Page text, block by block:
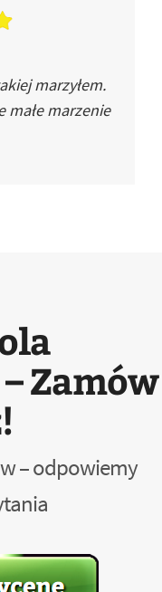
marzyłem.
małe marzenie
Zamów
– odpowiemy